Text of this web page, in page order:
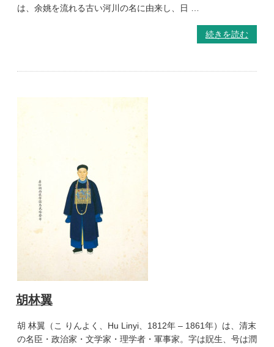
は、余姚を流れる古い河川の名に由来し、日 …
続きを読む
胡林翼
胡 林翼（こ りんよく、Hu Linyi、1812年 – 1861年）は、清末
の名臣・政治家・文学家・理学者・軍事家。字は貺生、号は潤